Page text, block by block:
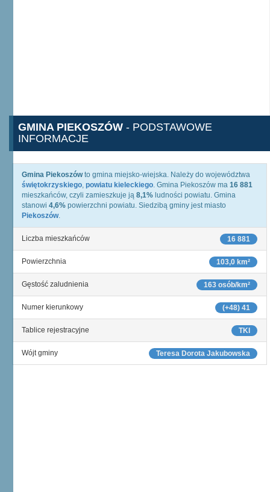
GMINA PIEKOSZÓW - PODSTAWOWE
INFORMACJE
Gmina Piekoszówto gmina miejsko-wiejska. Należy do województwa
świętokrzyskiego, powiatu kieleckiego. Gmina Piekoszów ma 16 881
mieszkańców, czyli zamieszkuje ją 8,1% ludności powiatu. Gmina
stanowi 4,6% powierzchni powiatu. Siedzibą gminy jest miasto
Piekoszów.
16 881
Liczba mieszkańców
103,0 km²
Powierzchnia
163 osób/km²
Gęstość zaludnienia
(+48) 41
Numer kierunkowy
TKI
Tablice rejestracyjne
Teresa Dorota Jakubowska
Wójt gminy